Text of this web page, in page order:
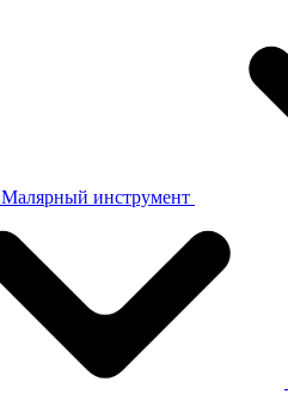
Малярный инструмент